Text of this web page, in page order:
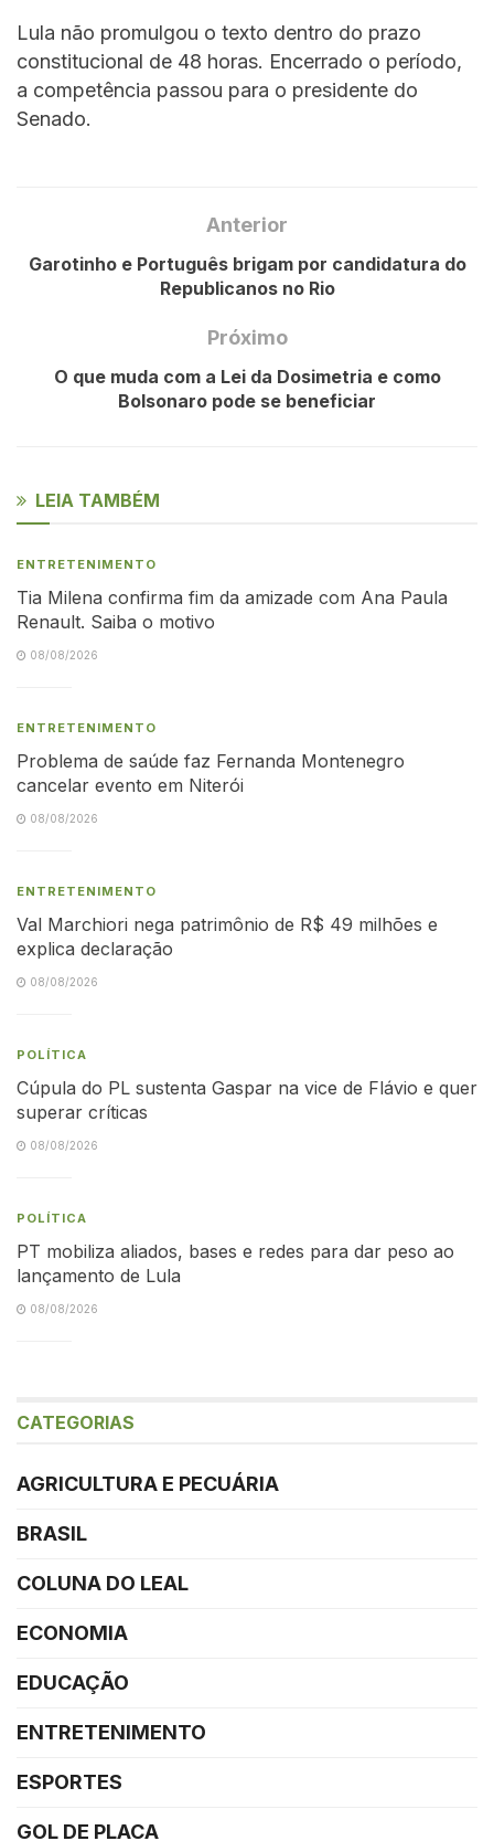
Lula não promulgou o texto dentro do prazo
constitucional de 48 horas. Encerrado o período,
a competência passou para o presidente do
Senado.
Anterior
Garotinho e Português brigam por candidatura do
Republicanos no Rio
Próximo
O que muda com a Lei da Dosimetria e como
Bolsonaro pode se beneficiar
LEIA TAMBÉM
ENTRETENIMENTO
Tia Milena confirma fim da amizade com Ana Paula
Renault. Saiba o motivo
08/08/2026
ENTRETENIMENTO
Problema de saúde faz Fernanda Montenegro
cancelar evento em Niterói
08/08/2026
ENTRETENIMENTO
Val Marchiori nega patrimônio de R$ 49 milhões e
explica declaração
08/08/2026
POLÍTICA
Cúpula do PL sustenta Gaspar na vice de Flávio e quer
superar críticas
08/08/2026
POLÍTICA
PT mobiliza aliados, bases e redes para dar peso ao
lançamento de Lula
08/08/2026
CATEGORIAS
AGRICULTURA E PECUÁRIA
BRASIL
COLUNA DO LEAL
ECONOMIA
EDUCAÇÃO
ENTRETENIMENTO
ESPORTES
GOL DE PLACA